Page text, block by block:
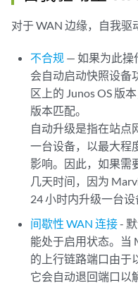
对于 WAN 边缘，自我驱
不合规 — 如果为此操
会自动启动快照设备
区上的 Junos OS 版
版本匹配。
自动升级是指在站点
一台设备，以最大程
影响。因此，如果需
几天时间，因为
24 小时内升级一台
间歇性 WAN 连接-
能处于启用状态。当
的上行链路端口由于
它会自动退回端口以